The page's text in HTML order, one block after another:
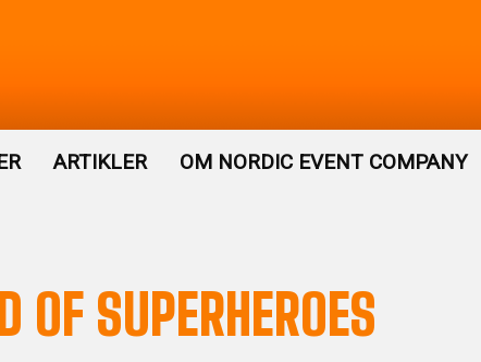
ARTIKLER OM NORDIC EVENT COMPANY
OF SUPERHEROES